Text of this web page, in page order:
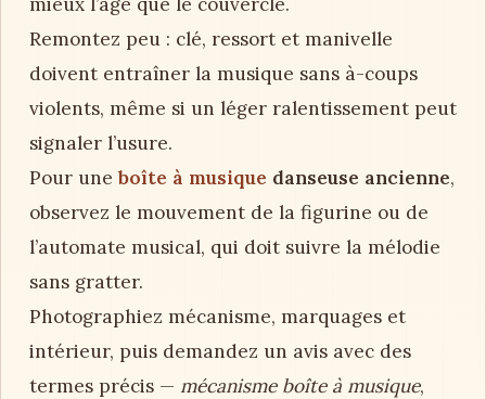
Remontez peu : clé, ressort et manivelle
doivent entraîner la musique sans à-coups
violents, même si un léger ralentissement peut
signaler l’usure.
Pour uneboîte à musique danseuse ancienne,
observez le mouvement de la figurine ou de
l’automate musical, qui doit suivre la mélodie
sans gratter.
Photographiez mécanisme, marquages et
intérieur, puis demandez un avis avec des
termes précis — mécanisme boîte à musique,